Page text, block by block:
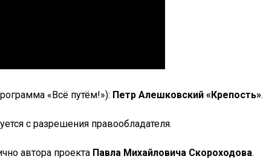
«Всё путём!»): Петр Алешковский «Крепость».
с разрешения правообладателя.
автора проекта Павла Михайловича Скороходова.